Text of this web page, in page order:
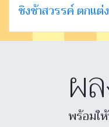
ชิงช้าสวรรค์ ตกแต่
ผ
พร้อมใ